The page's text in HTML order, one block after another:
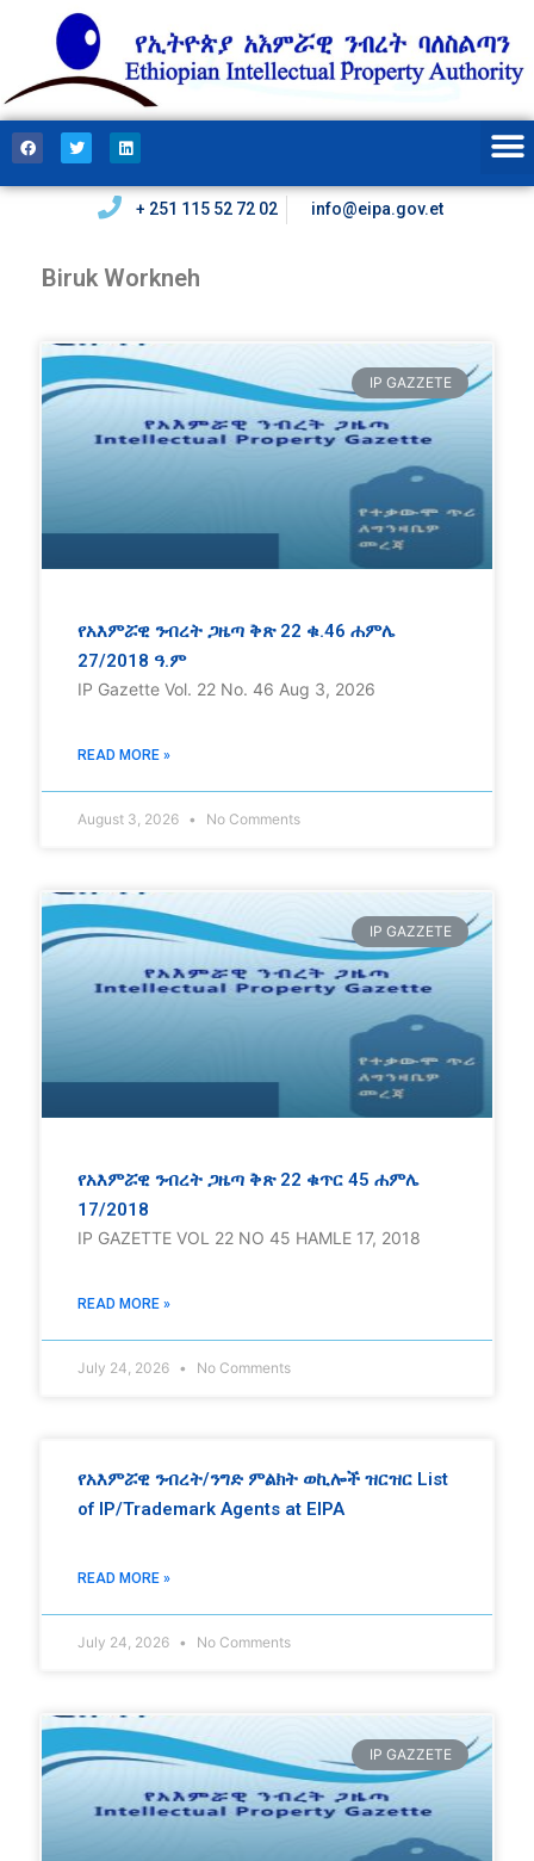
+ 251 115 52 72 02 info@eipa.gov.et
Biruk Workneh
IP GAZZETE
የአእምሯዊ ንብረት ጋዜጣ ቅጽ 22 ቁ.46 ሐምሌ
27/2018 ዓ.ም
IP Gazette Vol. 22 No. 46 Aug 3, 2026
READ MORE »
August 3, 2026 No Comments
IP GAZZETE
የአእምሯዊ ንብረት ጋዜጣ ቅጽ 22 ቁጥር 45 ሐምሌ
17/2018
IP GAZETTE VOL 22 NO 45 HAMLE 17, 2018
READ MORE »
July 24, 2026 No Comments
የአእምሯዊ ንብረት/ንግድ ምልክት ወኪሎች ዝርዝር List
of IP/Trademark Agents at EIPA
READ MORE »
July 24, 2026 No Comments
IP GAZZETE